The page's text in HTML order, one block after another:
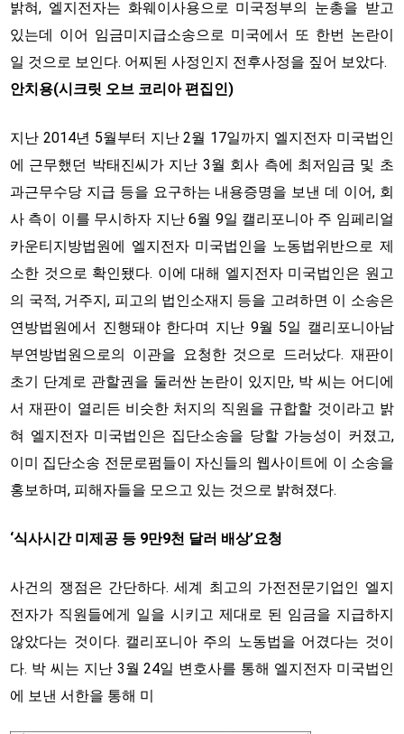
밝혀, 엘지전자는 화웨이사용으로 미국정부의 눈총을 받고
있는데 이어 임금미지급소송으로 미국에서 또 한번 논란이
일 것으로 보인다. 어찌된 사정인지 전후사정을 짚어 보았다.
안치용(시크릿 오브 코리아 편집인)
지난 2014년 5월부터 지난 2월 17일까지 엘지전자 미국법인
에 근무했던 박태진씨가 지난 3월 회사 측에 최저임금 및 초
과근무수당 지급 등을 요구하는 내용증명을 보낸 데 이어, 회
사 측이 이를 무시하자 지난 6월 9일 캘리포니아 주 임페리얼
카운티지방법원에 엘지전자 미국법인을 노동법위반으로 제
소한 것으로 확인됐다. 이에 대해 엘지전자 미국법인은 원고
의 국적, 거주지, 피고의 법인소재지 등을 고려하면 이 소송은
연방법원에서 진행돼야 한다며 지난 9월 5일 캘리포니아남
부연방법원으로의 이관을 요청한 것으로 드러났다. 재판이
초기 단계로 관할권을 둘러싼 논란이 있지만, 박 씨는 어디에
서 재판이 열리든 비슷한 처지의 직원을 규합할 것이라고 밝
혀 엘지전자 미국법인은 집단소송을 당할 가능성이 커졌고,
이미 집단소송 전문로펌들이 자신들의 웹사이트에 이 소송을
홍보하며, 피해자들을 모으고 있는 것으로 밝혀졌다.
‘식사시간 미제공 등 9만9천 달러 배상’요청
사건의 쟁점은 간단하다. 세계 최고의 가전전문기업인 엘지
전자가 직원들에게 일을 시키고 제대로 된 임금을 지급하지
않았다는 것이다. 캘리포니아 주의 노동법을 어겼다는 것이
다. 박 씨는 지난 3월 24일 변호사를 통해 엘지전자 미국법인
에 보낸 서한을 통해 미